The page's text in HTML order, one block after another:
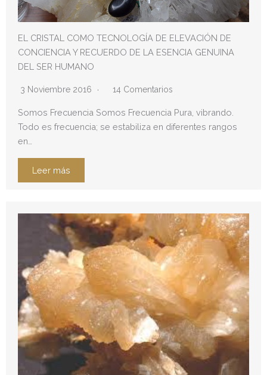
EL CRISTAL COMO TECNOLOGÍA DE ELEVACIÓN DE
CONCIENCIA Y RECUERDO DE LA ESENCIA GENUINA
DEL SER HUMANO
3 Noviembre 2016 14 Comentarios
Somos Frecuencia Somos Frecuencia Pura, vibrando.
Todo es frecuencia; se estabiliza en diferentes rangos
en…
Leer más